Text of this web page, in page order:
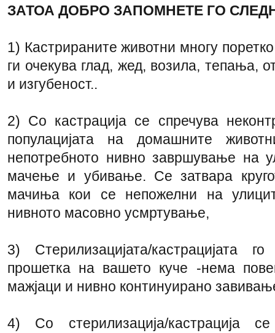
ЗАТОА ДОБРО ЗАПОМНЕТЕ ГО
1) Кастрираните животни многу
ги очекува глад, жед, возила, тепања,
и изгубеност..
2) Со кастрација се спречува
популацијата на домашните
непотребното нивно завршување на
мачење и убивање. Се затвара
мачиња кои се непожелни на
нивното масовно усмртување,
3) Стерилизацијата/кастрацијата
прошетка на вашето куче -нема
мажјаци и нивно континуирано
4) Со стерилизација/кастрација